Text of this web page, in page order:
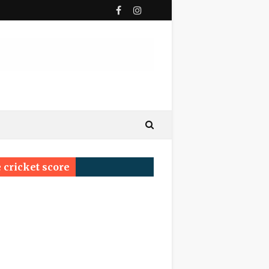
cricket score